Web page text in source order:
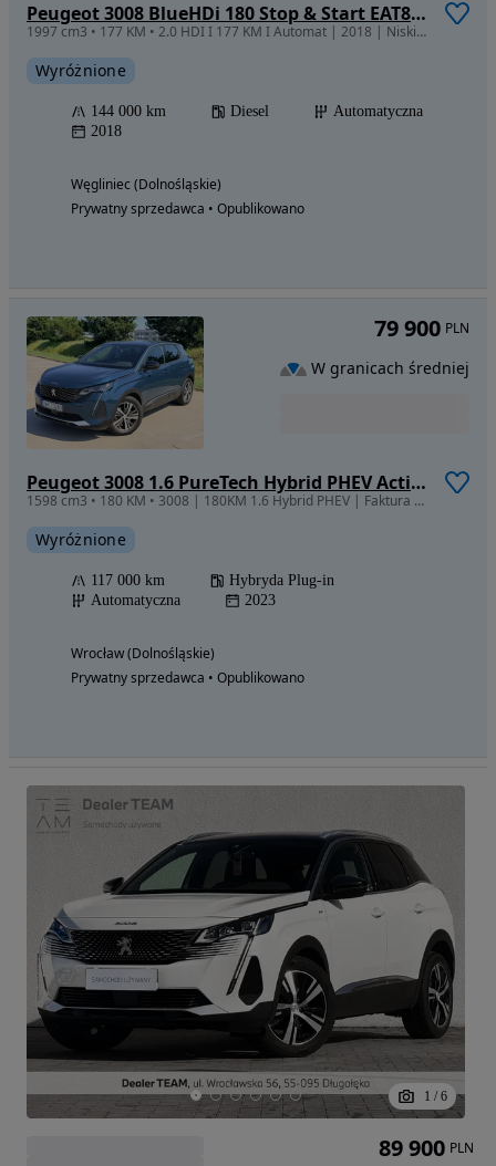
Peugeot 3008 BlueHDi 180 Stop & Start EAT8 Allure
1997 cm3 • 177 KM • 2.0 HDI I 177 KM I Automat | 2018 | Niski przebieg | Dobrze wyposażony
Wyróżnione
144 000 km Diesel
Automatyczna
2018
Węgliniec (Dolnośląskie)
Prywatny sprzedawca • Opublikowano
Peugeot 3008 1.6 PureTech Hybrid PHEV Active Pack S&S EAT8
1598 cm3 • 180 KM • 3008 | 180KM 1.6 Hybrid PHEV | Faktura VAT 23%
Wyróżnione
117 000 km
Hybryda Plug-in
Automatyczna
2023
Wrocław (Dolnośląskie)
Prywatny sprzedawca • Opublikowano
79 900 PLN
W granicach średniej
1 / 6
89 900 PLN